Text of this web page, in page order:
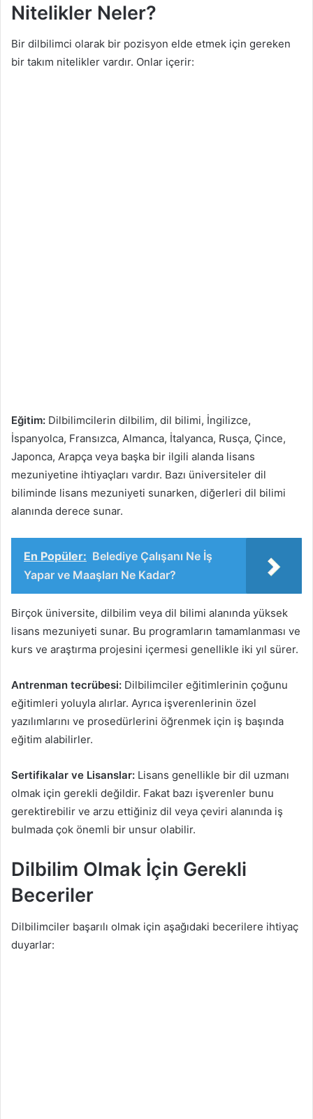
Nitelikler Neler?
Bir dilbilimci olarak bir pozisyon elde etmek için gereken
bir takım nitelikler vardır. Onlar içerir:
Eğitim: Dilbilimcilerin dilbilim, dil bilimi, İngilizce,
İspanyolca, Fransızca, Almanca, İtalyanca, Rusça, Çince,
Japonca, Arapça veya başka bir ilgili alanda lisans
mezuniyetine ihtiyaçları vardır. Bazı üniversiteler dil
biliminde lisans mezuniyeti sunarken, diğerleri dil bilimi
alanında derece sunar.
En Popüler: Belediye Çalışanı Ne İş
Yapar ve Maaşları Ne Kadar?
Birçok üniversite, dilbilim veya dil bilimi alanında yüksek
lisans mezuniyeti sunar. Bu programların tamamlanması ve
kurs ve araştırma projesini içermesi genellikle iki yıl sürer.
Antrenman tecrübesi: Dilbilimciler eğitimlerinin çoğunu
eğitimleri yoluyla alırlar. Ayrıca işverenlerinin özel
yazılımlarını ve prosedürlerini öğrenmek için iş başında
eğitim alabilirler.
Sertifikalar ve Lisanslar: Lisans genellikle bir dil uzmanı
olmak için gerekli değildir. Fakat bazı işverenler bunu
gerektirebilir ve arzu ettiğiniz dil veya çeviri alanında iş
bulmada çok önemli bir unsur olabilir.
Dilbilim Olmak İçin Gerekli
Beceriler
Dilbilimciler başarılı olmak için aşağıdaki becerilere ihtiyaç
duyarlar: